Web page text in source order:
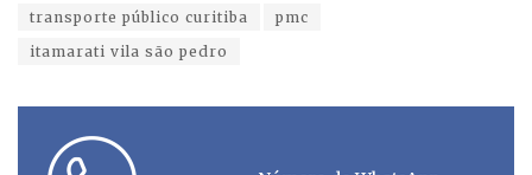
transporte público curitiba
pmc
itamarati vila são pedro